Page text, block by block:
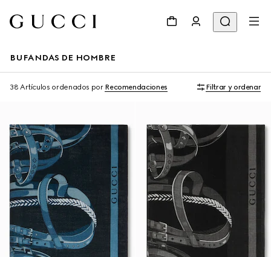
BUFANDAS DE HOMBRE
38 Artículos ordenados por Recomendaciones Filtrar y ordenar